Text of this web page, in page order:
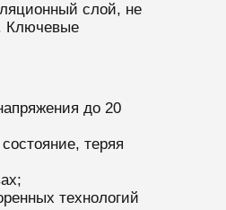
слой, не
Ключевые
до 20
теряя
технологий